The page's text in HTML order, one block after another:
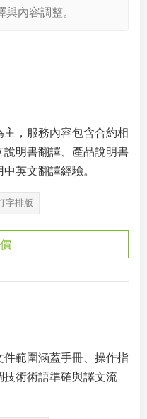
內容調整。
主，服務內容包含合約相
說明書翻譯、產品說明書
英文翻譯經驗。
字排版
範圍涵蓋手冊、操作指
術術語準確與譯文流